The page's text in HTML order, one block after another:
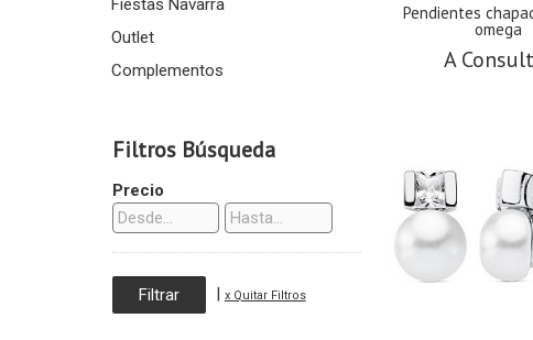
Fiestas Navarra
Outlet
Complementos
Filtros Búsqueda
Precio
| x Quitar Filtros
Pendientes
omega
A